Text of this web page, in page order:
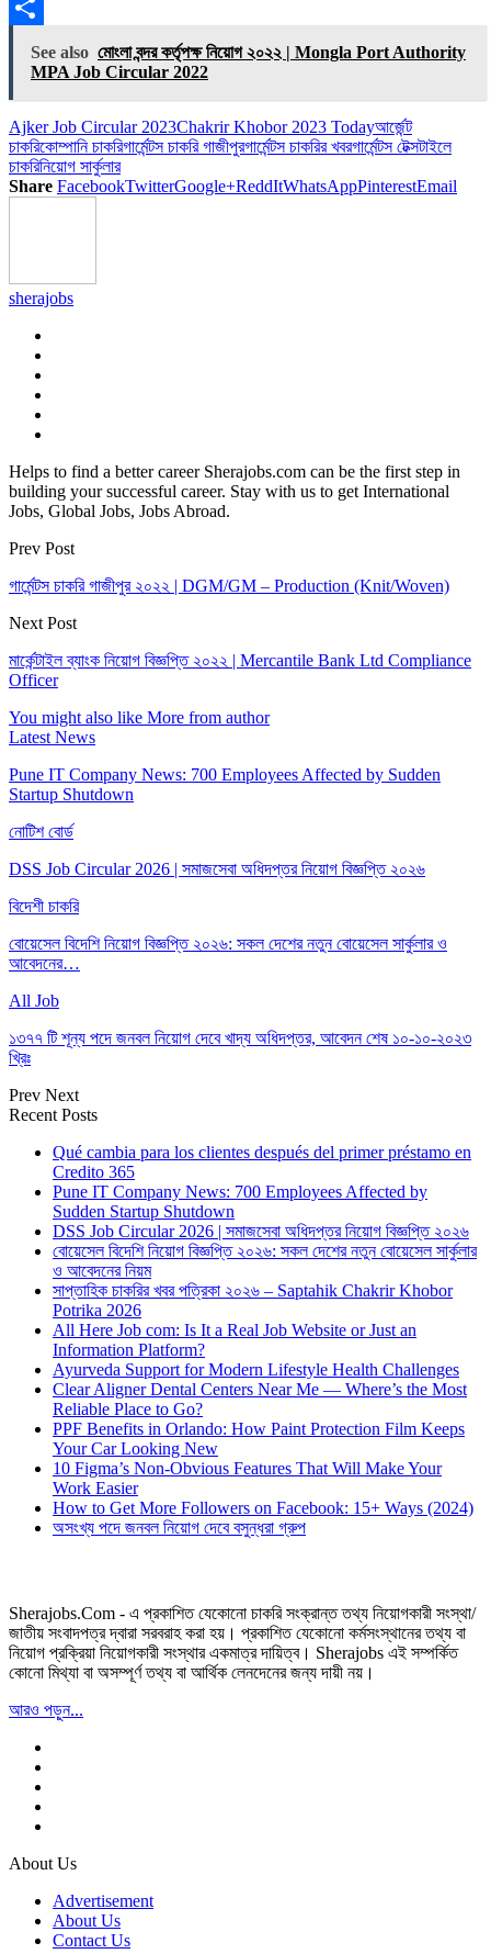
Copy
Link
Share
See also মোংলা বন্দর কর্তৃপক্ষ নিয়োগ ২০২২ | Mongla Port Authority
MPA Job Circular 2022
Ajker Job Circular 2023Chakrir Khobor 2023 Todayআর্জেন্ট
চাকরিকোম্পানি চাকরিগার্মেন্টস চাকরি গাজীপুরগার্মেন্টস চাকরির খবরগার্মেন্টস টেক্সটাইলে
চাকরিনিয়োগ সার্কুলার
Share FacebookTwitterGoogle+ReddItWhatsAppPinterestEmail
sherajobs
Helps to find a better career Sherajobs.com can be the first step in
building your successful career. Stay with us to get International
Jobs, Global Jobs, Jobs Abroad.
Prev Post
গার্মেন্টস চাকরি গাজীপুর ২০২২ | DGM/GM – Production (Knit/Woven)
Next Post
মার্কেন্টাইল ব্যাংক নিয়োগ বিজ্ঞপ্তি ২০২২ | Mercantile Bank Ltd Compliance
Officer
You might also like More from author
Latest News
Pune IT Company News: 700 Employees Affected by Sudden
Startup Shutdown
নোটিশ বোর্ড
DSS Job Circular 2026 | সমাজসেবা অধিদপ্তর নিয়োগ বিজ্ঞপ্তি ২০২৬
বিদেশী চাকরি
বোয়েসেল বিদেশি নিয়োগ বিজ্ঞপ্তি ২০২৬: সকল দেশের নতুন বোয়েসেল সার্কুলার ও
আবেদনের…
All Job
১৩৭৭ টি শূন্য পদে জনবল নিয়োগ দেবে খাদ্য অধিদপ্তর, আবেদন শেষ ১০-১০-২০২৩
খ্রিঃ
Prev Next
Recent Posts
Qué cambia para los clientes después del primer préstamo en
Credito 365
Pune IT Company News: 700 Employees Affected by
Sudden Startup Shutdown
DSS Job Circular 2026 | সমাজসেবা অধিদপ্তর নিয়োগ বিজ্ঞপ্তি ২০২৬
বোয়েসেল বিদেশি নিয়োগ বিজ্ঞপ্তি ২০২৬: সকল দেশের নতুন বোয়েসেল সার্কুলার
ও আবেদনের নিয়ম
সাপ্তাহিক চাকরির খবর পত্রিকা ২০২৬ – Saptahik Chakrir Khobor
Potrika 2026
All Here Job com: Is It a Real Job Website or Just an
Information Platform?
Ayurveda Support for Modern Lifestyle Health Challenges
Clear Aligner Dental Centers Near Me — Where’s the Most
Reliable Place to Go?
PPF Benefits in Orlando: How Paint Protection Film Keeps
Your Car Looking New
10 Figma’s Non-Obvious Features That Will Make Your
Work Easier
How to Get More Followers on Facebook: 15+ Ways (2024)
অসংখ্য পদে জনবল নিয়োগ দেবে বসুন্ধরা গ্রুপ
Sherajobs.Com - এ প্রকাশিত যেকোনো চাকরি সংক্রান্ত তথ্য নিয়োগকারী সংস্থা/
জাতীয় সংবাদপত্র দ্বারা সরবরাহ করা হয়। প্রকাশিত যেকোনো কর্মসংস্থানের তথ্য বা
নিয়োগ প্রক্রিয়া নিয়োগকারী সংস্থার একমাত্র দায়িত্ব। Sherajobs এই সম্পর্কিত
কোনো মিথ্যা বা অসম্পূর্ণ তথ্য বা আর্থিক লেনদেনের জন্য দায়ী নয়।
আরও পড়ুন...
About Us
Advertisement
About Us
Contact Us